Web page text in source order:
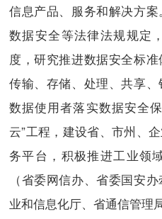
信息产品、服务和解决方案。
数据安全等法律法规规定
度，研究推进数据安全标准
传输、存储、处理、共享
数据使用者落实数据安全
云”工程，建设省、市州、
务平台，积极推进工业领
（省委网信办、省委国安
业和信息化厅、省通信管理